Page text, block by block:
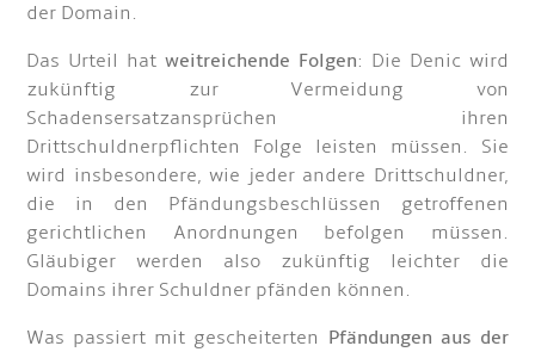
der Domain.
Das Urteil hatweitreichende Folgen: Die Denic wird
zukünftig zur Vermeidung von
Schadensersatzansprüchen ihren
Drittschuldnerpflichten Folge leisten müssen. Sie
wird insbesondere, wie jeder andere Drittschuldner,
die in den Pfändungsbeschlüssen getroffenen
gerichtlichen Anordnungen befolgen müssen.
Gläubiger werden also zukünftig leichter die
Domains ihrer Schuldner pfänden können.
Was passiert mit gescheiterten Pfändungen aus der